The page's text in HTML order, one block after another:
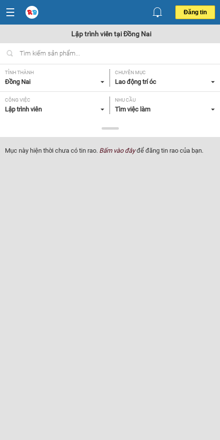
Đăng tin
Lập trình viên tại Đồng Nai
TỈNH THÀNH
Đồng Nai
CHUYÊN MỤC
Lao động trí óc
CÔNG VIỆC
Lập trình viên
NHU CẦU
Tìm việc làm
Tất cả
Mục này hiện thời chưa có tin rao. Bấm vào đâyđể đăng tin rao của bạn.